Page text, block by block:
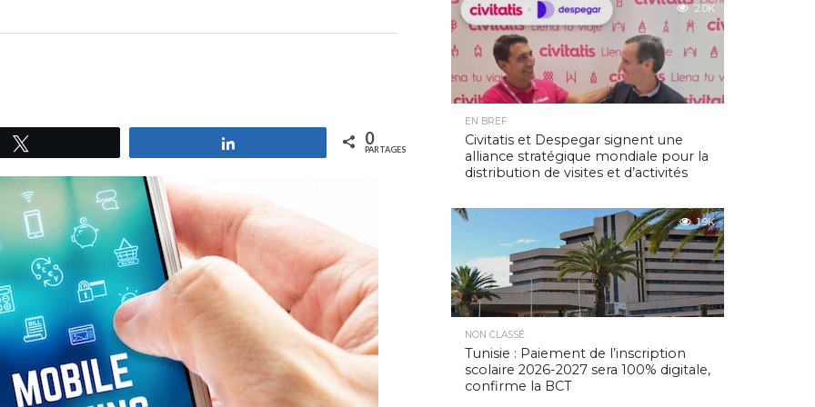
0
PARTAGES
2.0K
EN BREF
Civitatis et Despegar signent une
alliance stratégique mondiale pour la
distribution de visites et d’activités
1.9K
NON CLASSÉ
Tunisie : Paiement de l’inscription
scolaire 2026-2027 sera 100% digitale,
confirme la BCT